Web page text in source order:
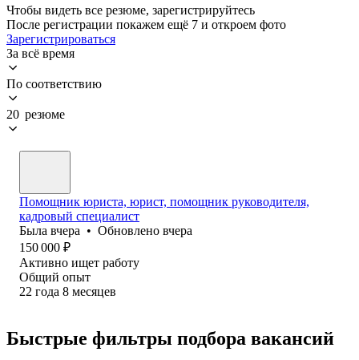
Чтобы видеть все резюме, зарегистрируйтесь
После регистрации покажем ещё 7 и откроем фото
Зарегистрироваться
За всё время
По соответствию
20 резюме
Помощник юриста, юрист, помощник руководителя,
кадровый специалист
Была вчера • Обновлено вчера
150 000 ₽
Активно ищет работу
Общий опыт
22 года 8 месяцев
Быстрые фильтры подбора вакансий